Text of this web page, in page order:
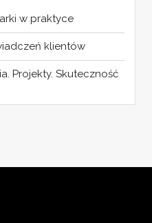
w praktyce
klientów
Projekty. Skuteczność